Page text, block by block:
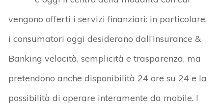
vengono offerti i servizi finanziari: in particolare,
i consumatori oggi desiderano dall’Insurance &
Banking velocità, semplicità e trasparenza, ma
pretendono anche disponibilità 24 ore su 24 e la
possibilità di operare interamente da mobile. I